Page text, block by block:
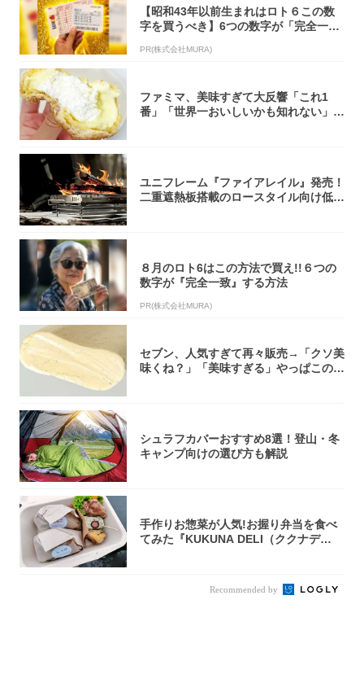
【昭和43年以前生まれはロト６この数
字を買うべき】6つの数字が「完全一
PR(株式会社MURA)
ファミマ、美味すぎて大反響「これ1
番」「世界一おいしいかも知れない」
ユニフレーム『ファイアレイル』発売！
二重遮熱板搭載のロースタイル向け低型
８月のロト6はこの方法で買え!!６つの
数字が『完全一致』する方法
PR(株式会社MURA)
セブン、人気すぎて再々販売→「クソ美
味くね？」「美味すぎる」やっぱこのク
シュラフカバーおすすめ8選！登山・冬
キャンプ向けの選び方も解説
手作りお惣菜が人気!お握り弁当を食べ
てみた『KUKUNA DELI（ククナデ
Recommended by